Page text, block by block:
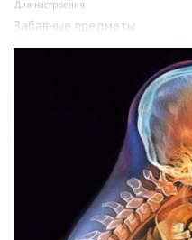
Для настроения
Забавные предметы